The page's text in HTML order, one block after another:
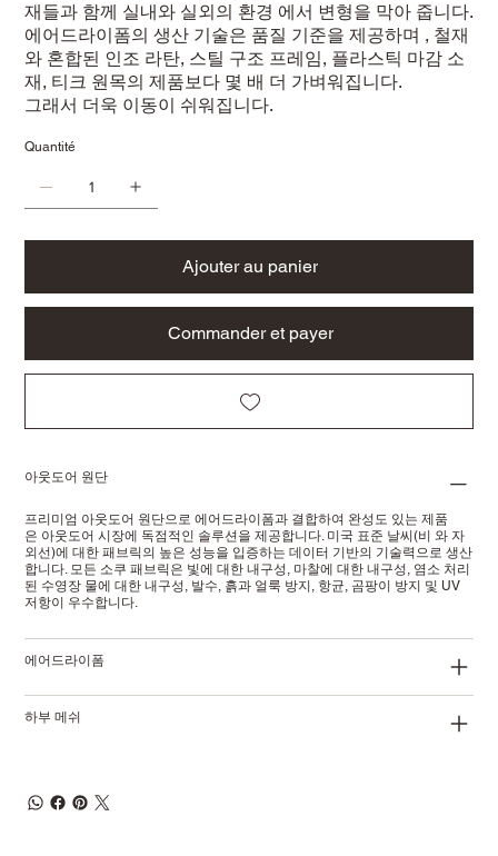
재들과 함께 실내와 실외의 환경 에서 변형을 막아 줍니다.
에어드라이폼의 생산 기술은 품질 기준을 제공하며 , 철재
와 혼합된 인조 라탄, 스틸 구조 프레임, 플라스틱 마감 소
재, 티크 원목의 제품보다 몇 배 더 가벼워집니다.
그래서 더욱 이동이 쉬워집니다.
Quantité
Ajouter au panier
Commander et payer
아웃도어 원단
프리미엄 아웃도어 원단으로 에어드라이폼과 결합하여 완성도 있는 제품
은 아웃도어 시장에 독점적인 솔루션을 제공합니다. 미국 표준 날씨(비 와 자
외선)에 대한 패브릭의 높은 성능을 입증하는 데이터 기반의 기술력으로 생산
합니다. 모든 소쿠 패브릭은 빛에 대한 내구성, 마찰에 대한 내구성, 염소 처리
된 수영장 물에 대한 내구성, 발수, 흙과 얼룩 방지, 항균, 곰팡이 방지 및 UV
저항이 우수합니다.
에어드라이폼
하부 메쉬